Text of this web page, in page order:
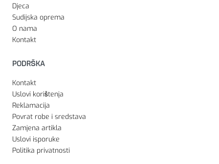
Djeca
Sudijska oprema
O nama
Kontakt
PODRŠKA
Kontakt
Uslovi korištenja
Reklamacija
Povrat robe i sredstava
Zamjena artikla
Uslovi isporuke
Politika privatnosti